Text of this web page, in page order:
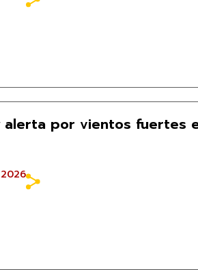
alerta por vientos fuertes